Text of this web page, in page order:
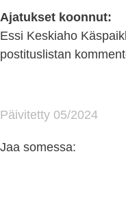
Ajatukset koonnut:
Essi Keskiaho
postituslistan
Päivitetty 05/2024
Jaa somessa: